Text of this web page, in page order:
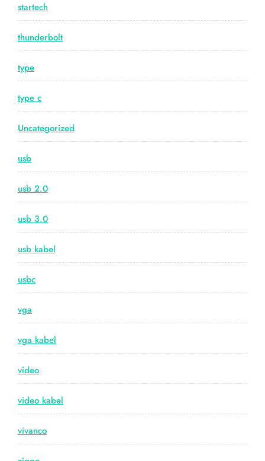
startech
thunderbolt
type
type c
Uncategorized
usb
usb 2.0
usb 3.0
usb kabel
usbc
vga
vga kabel
video
video kabel
vivanco